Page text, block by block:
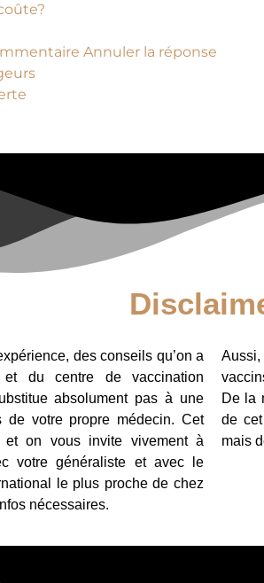
Annuler la réponse
des conseils qu’on a
du centre de vaccination
absolument pas à une
de votre propre médecin. Cet
et on vous invite vivement à
votre généraliste et avec le
le plus proche de chez
nécessaires.
De la
de
mais